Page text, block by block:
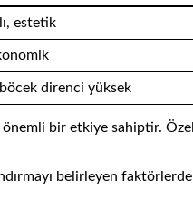
estetik
direnci yüksek
önemli bir etkiye sahiptir.
belirleyen